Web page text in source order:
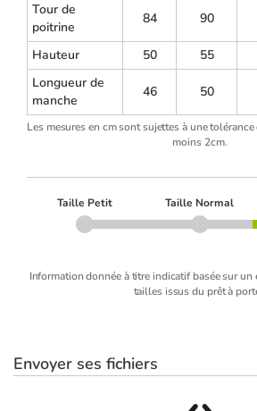
Tour de
poitrine
84 90
Hauteur 50 55
Longueur de
manche
46 50
Les mesures en cm sont sujettes à une
moins 2cm.
Taille Petit Taille Normal
Information donnée à titre indicatif basée sur
tailles issus du prêt à
Envoyer ses fichiers